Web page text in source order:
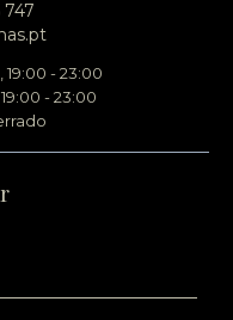
747
19:00 - 23:00
- 23:00